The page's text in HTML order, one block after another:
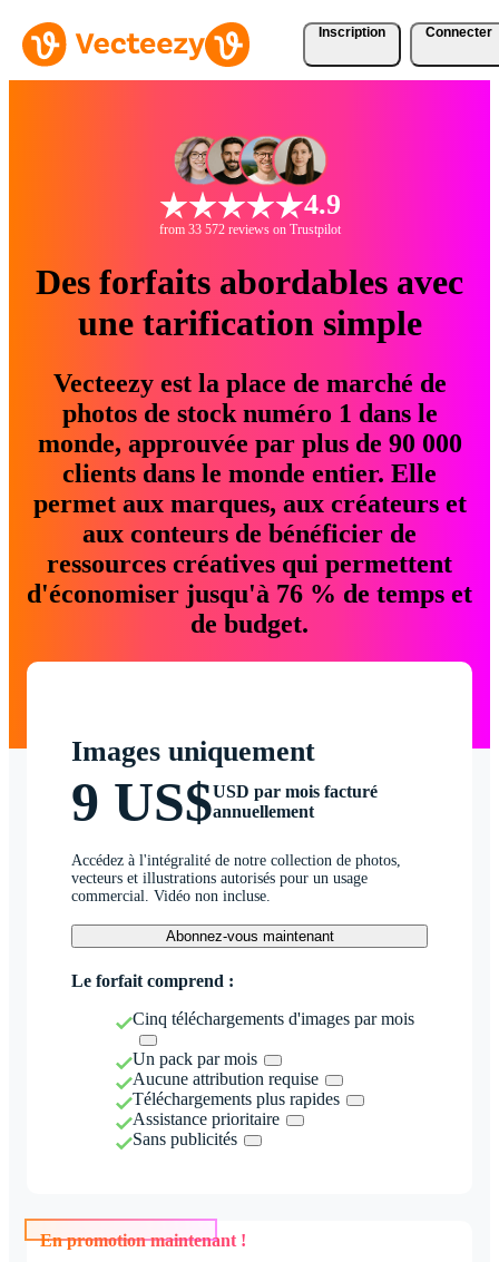
Inscription Connecter
4.9
from 33 572 reviews on Trustpilot
Des forfaits abordables avec
une tarification simple
Vecteezy est la place de marché de
photos de stock numéro 1 dans le
monde, approuvée par plus de 90 000
clients dans le monde entier. Elle
permet aux marques, aux créateurs et
aux conteurs de bénéficier de
ressources créatives qui permettent
d'économiser jusqu'à 76 % de temps et
de budget.
Images uniquement
9 US$USD par mois facturé
annuellement
Accédez à l'intégralité de notre collection de photos,
vecteurs et illustrations autorisés pour un usage
commercial. Vidéo non incluse.
Abonnez-vous maintenant
Le forfait comprend :
Cinq téléchargements d'images par mois
Un pack par mois
Aucune attribution requise
Téléchargements plus rapides
Assistance prioritaire
Sans publicités
En promotion maintenant !